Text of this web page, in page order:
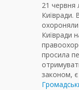
21 червня
Київради.
Київради
просила
законом,